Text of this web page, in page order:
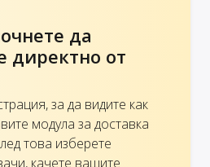
да
директно от
за да видите как
модула за доставка
това изберете
качете вашите